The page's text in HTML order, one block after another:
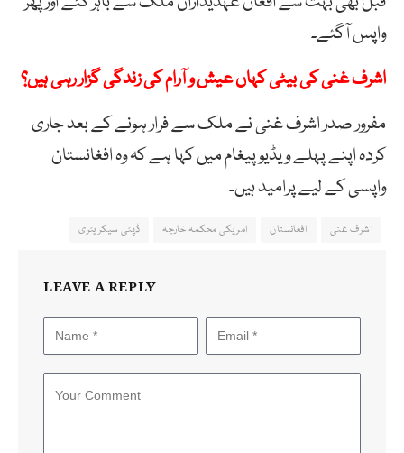
واپس آگئے۔
اشرف غنی کی بیٹی کہاں عیش و آرام کی زندگی گزار رہی ہیں؟
مفرور صدر اشرف غنی نے ملک سے فرار ہونے کے بعد جاری
کردہ اپنے پہلے ویڈیو پیغام میں کہا ہے کہ وہ افغانستان
واپسی کے لیے پرامید ہیں۔
اشرف غنی افغانستان امریکی محکمہ خارجہ ڈپٹی سیکریٹری
LEAVE A REPLY